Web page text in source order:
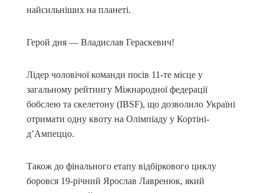
найсильніших на планеті.
Герой дня — Владислав Гераскевич!
Лідер чоловічої команди посів 11-те місце у
загальному рейтингу Міжнародної федерації
бобслею та скелетону (IBSF), що дозволило Україні
отримати одну квоту на Олімпіаду у Кортіні-
д’Ампеццо.
Також до фінального етапу відбіркового циклу
боровся 19-річний Ярослав Лавренюк, який